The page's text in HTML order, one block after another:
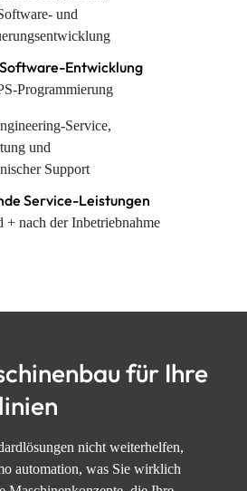
Entwicklung
Programmierung
Service-Leistungen
+ nach der Inbetriebnahme
für Ihre
nicht weiterhelfen,
automation, was Sie wirklich